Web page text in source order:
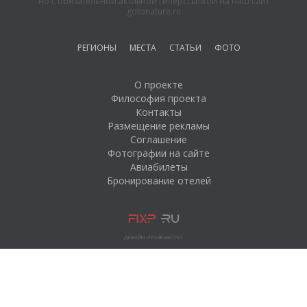
Ловозеро.
Рыбалка на озере
Рыбалка на озере
Рыбалка на озере
Озеро Ковдозеро
gotonature.ru
РЕГИОНЫ МЕСТА СТАТЬИ ФОТО
О проекте
Философия проекта
Контакты
Размещение рекламы
Соглашение
Фотографии на сайте
Авиабилеты
Бронирование отелей
ДИЗАЙН И РАЗРАБОТКА